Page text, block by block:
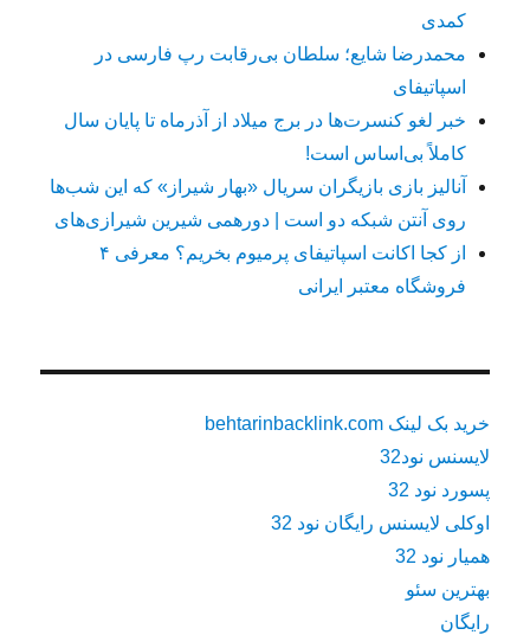
کمدی
محمدرضا شایع؛ سلطان بی‌رقابت رپ فارسی در
اسپاتیفای
خبر لغو کنسرت‌ها در برج میلاد از آذرماه تا پایان سال
کاملاً بی‌اساس است!
آنالیز بازی بازیگران سریال «بهار شیراز» که این شب‌ها
روی آنتن شبکه دو است | دورهمی شیرین شیرازی‌های
از کجا اکانت اسپاتیفای پرمیوم بخریم؟ معرفی ۴
فروشگاه معتبر ایرانی
خرید بک لینک behtarinbacklink.com
لایسنس نود32
پسورد نود 32
اوکلی لایسنس رایگان نود 32
همیار نود 32
بهترین سئو
رایگان